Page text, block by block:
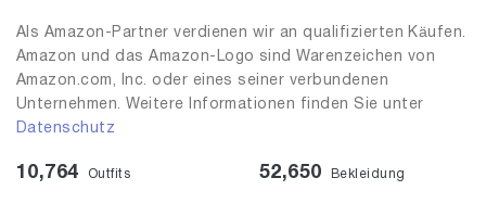
Als Amazon-Partner verdienen wir an qualifizierten Käufen.
Amazon und das Amazon-Logo sind Warenzeichen von
Amazon.com, Inc. oder eines seiner verbundenen
Unternehmen. Weitere Informationen finden Sie unter
Datenschutz
10,764 Outfits 52,650 Bekleidung